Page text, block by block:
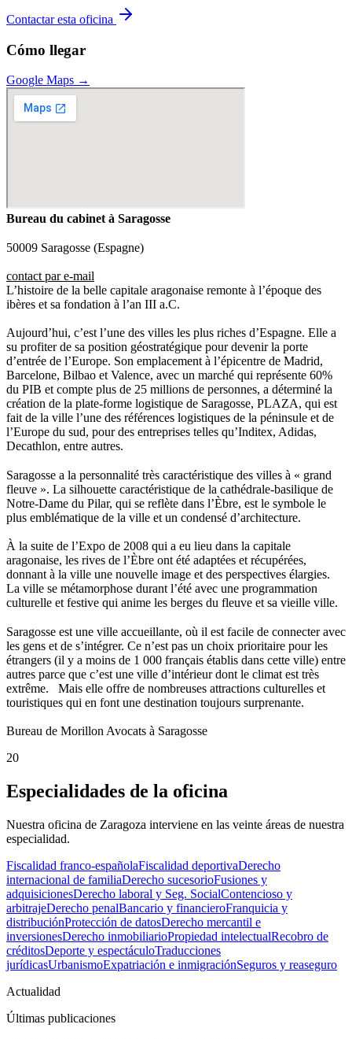
Contactar esta oficina
Cómo llegar
Google Maps →
Bureau du cabinet à Saragosse
50009 Saragosse (Espagne)
contact par e-mail
L’histoire de la belle capitale aragonaise remonte à l’époque des
ibères et sa fondation à l’an III a.C.
Aujourd’hui, c’est l’une des villes les plus riches d’Espagne. Elle a
su profiter de sa position géostratégique pour devenir la porte
d’entrée de l’Europe. Son emplacement à l’épicentre de Madrid,
Barcelone, Bilbao et Valence, avec un marché qui représente 60%
du PIB et compte plus de 25 millions de personnes, a déterminé la
création de la plate-forme logistique de Saragosse, PLAZA, qui est
fait de la ville l’une des références logistiques de la péninsule et de
l’Europe du sud, pour des entreprises telles qu’Inditex, Adidas,
Decathlon, entre autres.
Saragosse a la personnalité très caractéristique des villes à « grand
fleuve ». La silhouette caractéristique de la cathédrale-basilique de
Notre-Dame du Pilar, qui se reflète dans l’Èbre, est le symbole le
plus emblématique de la ville et un condensé d’architecture.
À la suite de l’Expo de 2008 qui a eu lieu dans la capitale
aragonaise, les rives de l’Èbre ont été adaptées et récupérées,
donnant à la ville une nouvelle image et des perspectives élargies.
La ville se métamorphose durant l’été avec une programmation
culturelle et festive qui anime les berges du fleuve et sa vieille ville.
Saragosse est une ville accueillante, où il est facile de connecter avec
les gens et de s’intégrer. Ce n’est pas un choix prioritaire pour les
étrangers (il y a moins de 1 000 français établis dans cette ville) entre
autres parce que c’est une ville d’intérieur dont le climat est très
extrême. Mais elle offre de nombreuses attractions culturelles et
touristiques qui en font une destination toujours surprenante.
Bureau de Morillon Avocats à Saragosse
20
Especialidades de la oficina
Nuestra oficina de Zaragoza interviene en las veinte áreas de nuestra
especialidad.
Fiscalidad franco-españolaFiscalidad deportivaDerecho
internacional de familiaDerecho sucesorioFusiones y
adquisicionesDerecho laboral y Seg. SocialContencioso y
arbitrajeDerecho penalBancario y financieroFranquicia y
distribuciónProtección de datosDerecho mercantil e
inversionesDerecho inmobiliarioPropiedad intelectualRecobro de
créditosDeporte y espectáculoTraducciones
jurídicasUrbanismoExpatriación e inmigraciónSeguros y reaseguro
Actualidad
Últimas publicaciones